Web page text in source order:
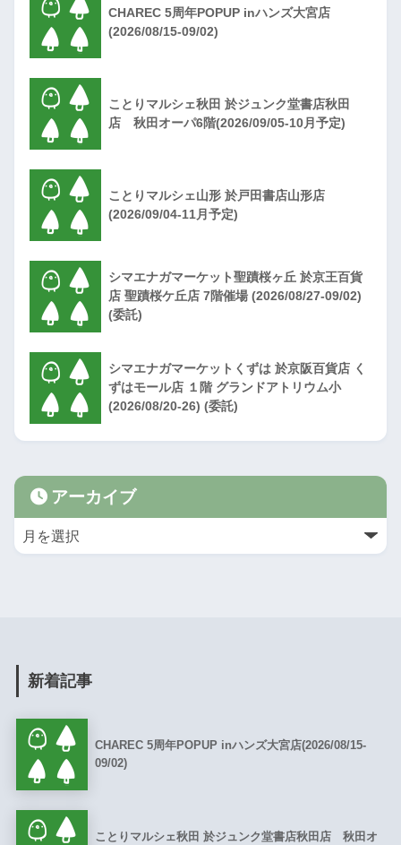
CHAREC 5周年POPUP inハンズ大宮店
(2026/08/15-09/02)
ことりマルシェ秋田 於ジュンク堂書店秋田
店 秋田オーパ6階(2026/09/05-10月予定)
ことりマルシェ山形 於戸田書店山形店
(2026/09/04-11月予定)
シマエナガマーケット聖蹟桜ヶ丘 於京王百貨
店 聖蹟桜ケ丘店 7階催場 (2026/08/27-09/02)
(委託)
シマエナガマーケットくずは 於京阪百貨店 く
ずはモール店 １階 グランドアトリウム小
(2026/08/20-26) (委託)
アーカイブ
新着記事
CHAREC 5周年POPUP inハンズ大宮店(2026/08/15-
09/02)
ことりマルシェ秋田 於ジュンク堂書店秋田店 秋田オ